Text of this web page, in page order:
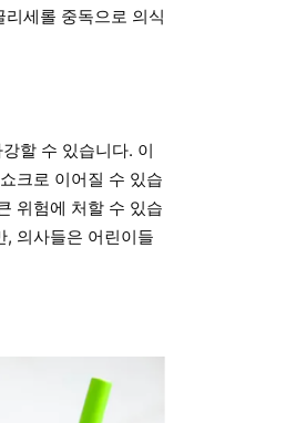
세롤 중독으로 의식
할 수 있습니다. 이
크로 이어질 수 있습
위험에 처할 수 있습
, 의사들은 어린이들